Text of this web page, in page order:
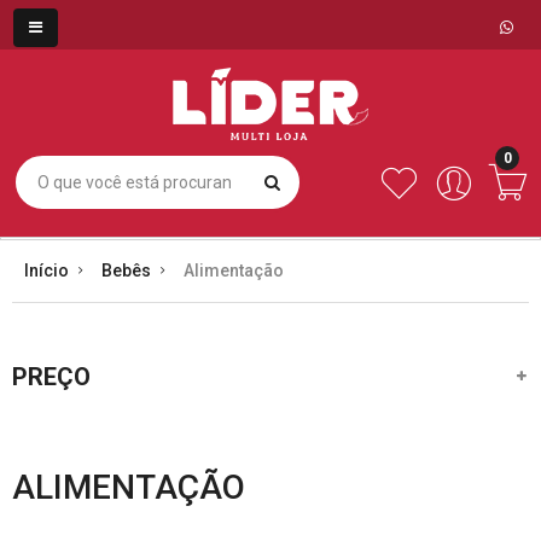
0
Início Bebês Alimentação
PREÇO
ALIMENTAÇÃO